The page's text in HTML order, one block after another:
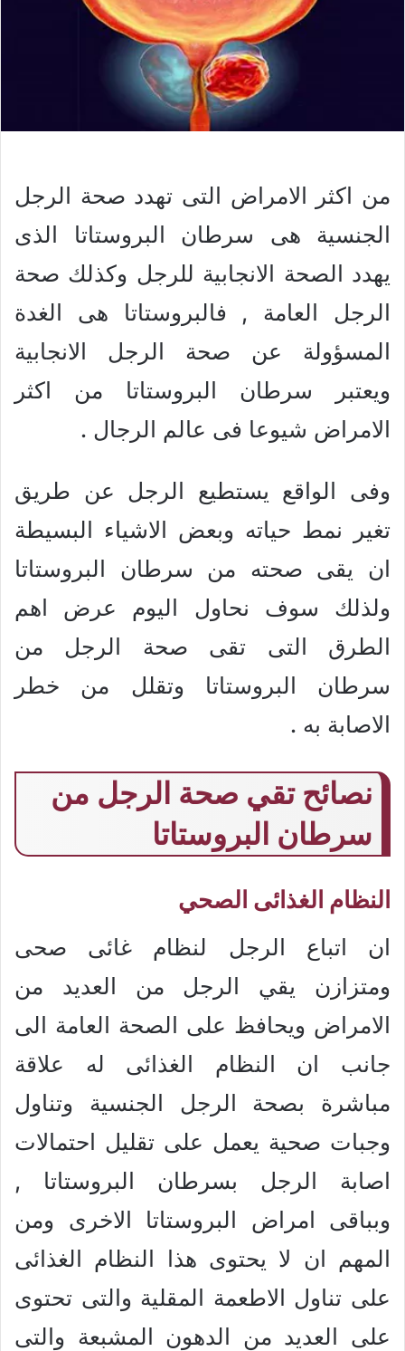
من اكثر الامراض التى تهدد صحة الرجل
الجنسية هى سرطان البروستاتا الذى
يهدد الصحة الانجابية للرجل وكذلك صحة
الرجل العامة , فالبروستاتا هى الغدة
المسؤولة عن صحة الرجل الانجابية
ويعتبر سرطان البروستاتا من اكثر
الامراض شيوعا فى عالم الرجال .
وفى الواقع يستطيع الرجل عن طريق
تغير نمط حياته وبعض الاشياء البسيطة
ان يقى صحته من سرطان البروستاتا
ولذلك سوف نحاول اليوم عرض اهم
الطرق التى تقى صحة الرجل من
سرطان البروستاتا وتقلل من خطر
الاصابة به .
نصائح تقي صحة الرجل من
سرطان البروستاتا
النظام الغذائى الصحي
ان اتباع الرجل لنظام غائى صحى
ومتزازن يقي الرجل من العديد من
الامراض ويحافظ على الصحة العامة الى
جانب ان النظام الغذائى له علاقة
مباشرة بصحة الرجل الجنسية وتناول
وجبات صحية يعمل على تقليل احتمالات
اصابة الرجل بسرطان البروستاتا ,
وبباقى امراض البروستاتا الاخرى ومن
المهم ان لا يحتوى هذا النظام الغذائى
على تناول الاطعمة المقلية والتى تحتوى
على العديد من الدهون المشبعة والتى